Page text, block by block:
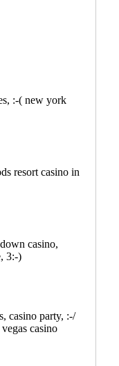
:-( new york
resort casino in
casino,
3:-)
casino party, :-/
casino